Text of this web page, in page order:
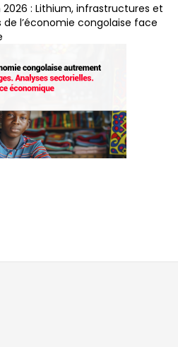
: Lithium, infrastructures et
l’économie congolaise face